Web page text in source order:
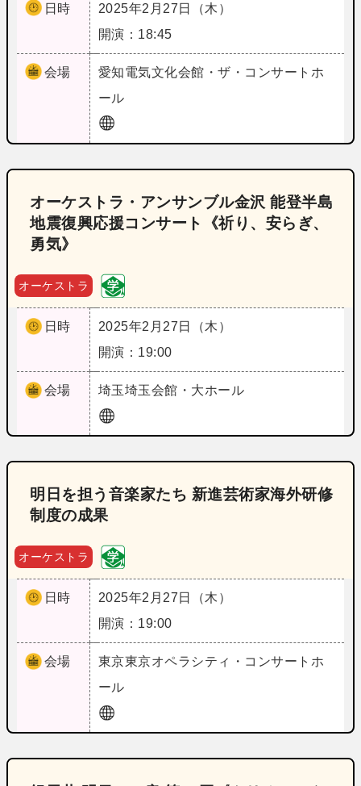
日時
2025年2月27日（木）
開演：18:45
会場 愛知電気文化会館・ザ・コンサートホ
ール
オーケストラ・アンサンブル金沢 能登半島
地震復興応援コンサート《祈り、安らぎ、
勇気》
オーケストラ
日時
2025年2月27日（木）
開演：19:00
会場 埼玉埼玉会館・大ホール
明日を担う音楽家たち 新進芸術家海外研修
制度の成果
オーケストラ
日時
2025年2月27日（木）
開演：19:00
会場 東京東京オペラシティ・コンサートホ
ール